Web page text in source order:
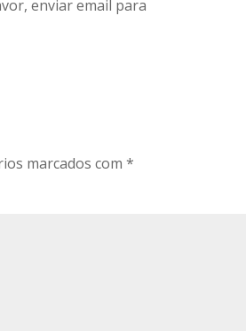
enviar email para
marcados com *